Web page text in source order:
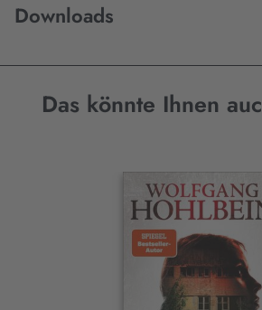
Downloads
Das könnte Ihnen
Interaktives